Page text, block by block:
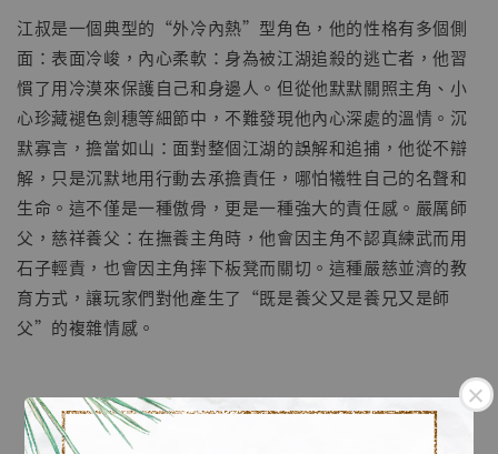
【店內現貨】海賊王 系列蒐藏雕像 布魯克達
摩 [7STARS Studio]
NT$ 1,500
NT$ 1,870
- +
江叔是一個典型的“外冷內熱”型角色，他的性格有多個側
面：表面冷峻，內心柔軟：身為被江湖追殺的逃亡者，他習
慣了用冷漠來保護自己和身邊人。但從他默默關照主角、小
心珍藏褪色劍穗等細節中，不難發現他內心深處的溫情。沉
默寡言，擔當如山：面對整個江湖的誤解和追捕，他從不辯
解，只是沉默地用行動去承擔責任，哪怕犧牲自己的名聲和
生命。這不僅是一種傲骨，更是一種強大的責任感。嚴厲師
父，慈祥養父：在撫養主角時，他會因主角不認真練武而用
石子輕責，也會因主角摔下板凳而關切。這種嚴慈並濟的教
育方式，讓玩家們對他產生了“既是養父又是養兄又是師
父”的複雜情感。
【產品細節】